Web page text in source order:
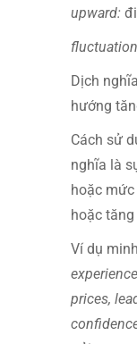
upward:
Dịch
hướng
Cách sử
nghĩa là
hoặc
hoặc
Ví dụ
prices,